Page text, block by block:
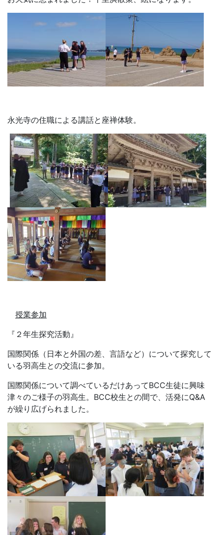
授業参加
『２年生探究活動』
国際関係（日本と外国の差、言語など）について探究して
いる羽高生との交流に参加。
国際関係について調べているだけあってBCC生徒に興味
津々のご様子の羽高生。BCC校生との間で、活発にQ&A
が繰り広げられました。
【７月５日】
授業参加
『数学』